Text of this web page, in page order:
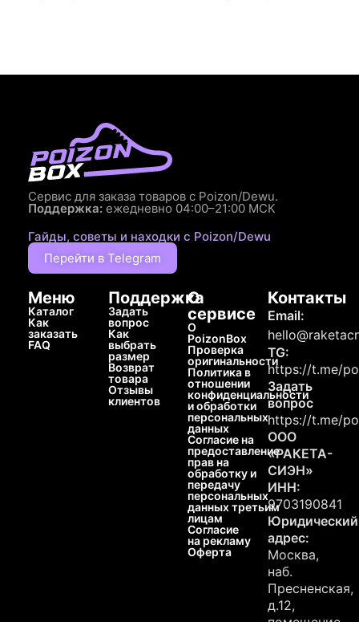
Сервис для заказа товаров с Poizon/Dewu.
Поддержка: ежедневно 04:00–21:00 МСК
Гайды, советы и находки с Poizon/Dewu
Перейти в Telegram
Меню
Каталог
Как
заказать
FAQ
Поддержка
Задать
вопрос
Как
выбрать
размер
Возврат
товара
Отзывы
клиентов
О
сервисе
О
PoizonBox
Проверка
оригинальности
Политика в
отношении
конфиденциальности
и обработки
персональных
данных
Согласие на
предоставление
прав на
обработку и
передачу
персональных
данных третьим
лицам
Согласие
на рекламу
Оферта
Контакты
Email:
TG:
https://t.me/
Задать
вопрос
https://t.me/
ООО
«РАКЕТА-
СИЭН»
ИНН:
9703190841
Юридический
адрес:
Москва,
наб.
Пресненская,
д.12,